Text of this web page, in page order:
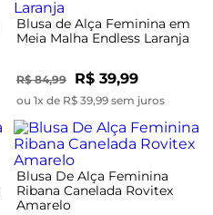
Blusa de Alça Feminina em
Meia Malha Endless Laranja
R$ 84,99 R$ 39,99
ou 1x de R$ 39,99 sem juros
Blusa De Alça Feminina
Ribana Canelada Rovitex
Amarelo